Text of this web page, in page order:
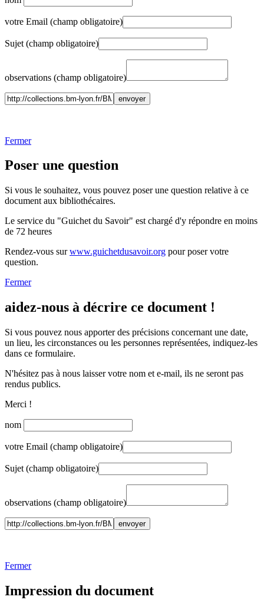
votre Email (champ obligatoire)
Sujet (champ obligatoire)
observations (champ obligatoire)
Fermer
Poser une question
Si vous le souhaitez, vous pouvez poser une question relative à ce
document aux bibliothécaires.
Le service du "Guichet du Savoir" est chargé d'y répondre en moins
de 72 heures
Rendez-vous surwww.guichetdusavoir.org pour poser votre
question.
Fermer
aidez-nous à décrire ce document !
Si vous pouvez nous apporter des précisions concernant une date,
un lieu, les circonstances ou les personnes représentées, indiquez-les
dans ce formulaire.
N'hésitez pas à nous laisser votre nom et e-mail, ils ne seront pas
rendus publics.
Merci !
nom
votre Email (champ obligatoire)
Sujet (champ obligatoire)
observations (champ obligatoire)
Fermer
Impression du document